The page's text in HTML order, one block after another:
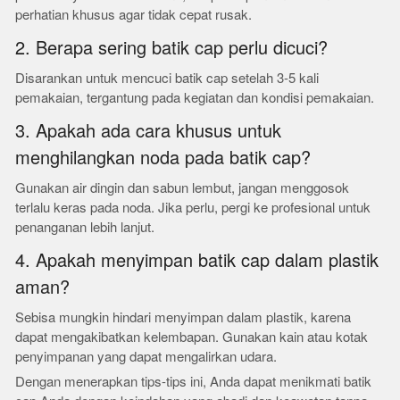
perhatian khusus agar tidak cepat rusak.
2. Berapa sering batik cap perlu dicuci?
Disarankan untuk mencuci batik cap setelah 3-5 kali
pemakaian, tergantung pada kegiatan dan kondisi pemakaian.
3. Apakah ada cara khusus untuk
menghilangkan noda pada batik cap?
Gunakan air dingin dan sabun lembut, jangan menggosok
terlalu keras pada noda. Jika perlu, pergi ke profesional untuk
penanganan lebih lanjut.
4. Apakah menyimpan batik cap dalam plastik
aman?
Sebisa mungkin hindari menyimpan dalam plastik, karena
dapat mengakibatkan kelembapan. Gunakan kain atau kotak
penyimpanan yang dapat mengalirkan udara.
Dengan menerapkan tips-tips ini, Anda dapat menikmati batik